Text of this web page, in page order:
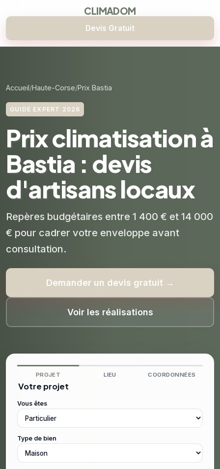
CLIMADOM
Devis Gratuit
Accueil Haute-Corse Prix Bastia
GUIDE EXPERT 2026
Prix climatisation à
Bastia : devis
d'artisans locaux
Repères budgétaires entre 1 400 € et 14 000
€ pour cadrer votre enveloppe avant
consultation.
Demander un devis gratuit →
Voir les réalisations
PROJET LIEU COORDONNÉES
Votre projet
Vous êtes
Type de bien